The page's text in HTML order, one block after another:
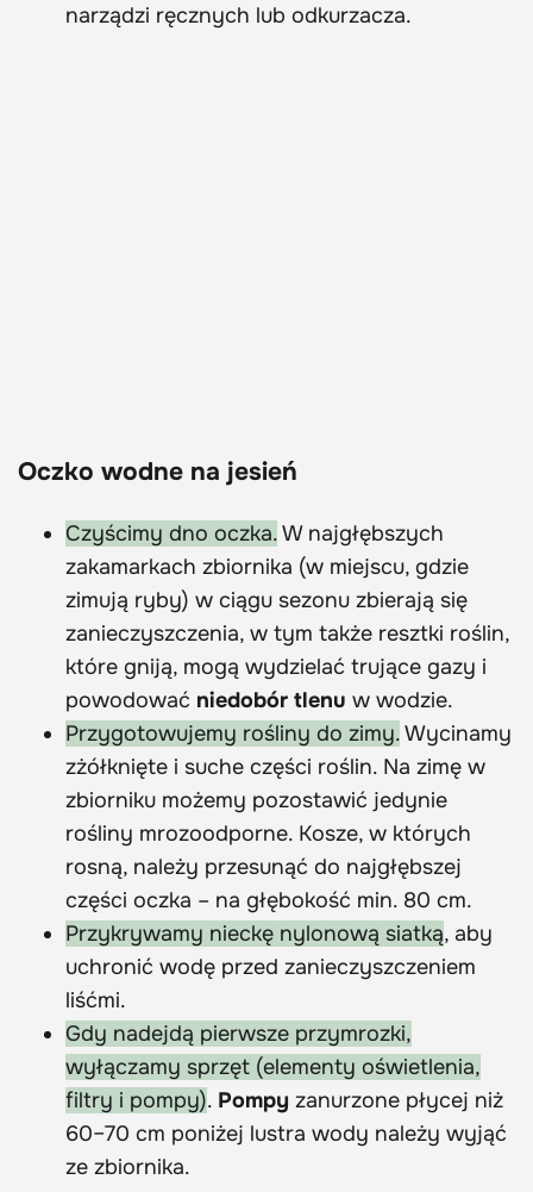
narządzi ręcznych lub odkurzacza.
Oczko wodne na jesień
Czyścimy dno oczka.W najgłębszych
zakamarkach zbiornika (w miejscu, gdzie
zimują ryby) w ciągu sezonu zbierają się
zanieczyszczenia, w tym także resztki roślin,
które gniją, mogą wydzielać trujące gazy i
powodować niedobór tlenu w wodzie.
Przygotowujemy rośliny do zimy.Wycinamy
zżółknięte i suche części roślin. Na zimę w
zbiorniku możemy pozostawić jedynie
rośliny mrozoodporne. Kosze, w których
rosną, należy przesunąć do najgłębszej
części oczka – na głębokość min. 80 cm.
Przykrywamy nieckę nylonową siatką, aby
uchronić wodę przed zanieczyszczeniem
liśćmi.
Gdy nadejdą pierwsze przymrozki,
wyłączamy sprzęt (elementy oświetlenia,
filtry i pompy). Pompy zanurzone płycej niż
60–70 cm poniżej lustra wody należy wyjąć
ze zbiornika.